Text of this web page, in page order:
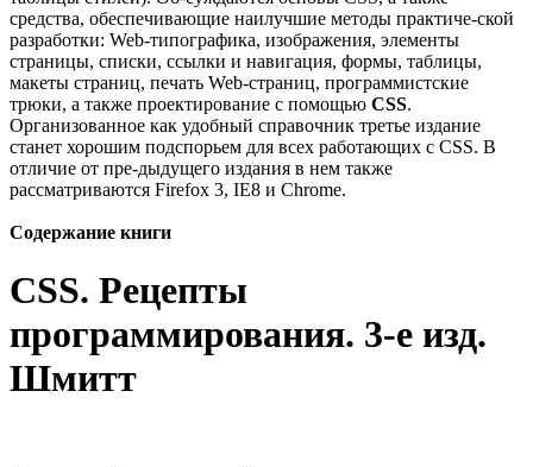
средства, обеспечивающие наилучшие методы практиче-ской
разработки: Web-типографика, изображения, элементы
страницы, списки, ссылки и навигация, формы, таблицы,
макеты страниц, печать Web-страниц, программистские
трюки, а также проектирование с помощью CSS.
Организованное как удобный справочник третье издание
станет хорошим подспорьем для всех работающих с CSS. В
отличие от пре-дыдущего издания в нем также
рассматриваются Firefox 3, IE8 и Chrome.
Содержание книги
CSS. Рецепты
программирования. 3-е изд.
Шмитт